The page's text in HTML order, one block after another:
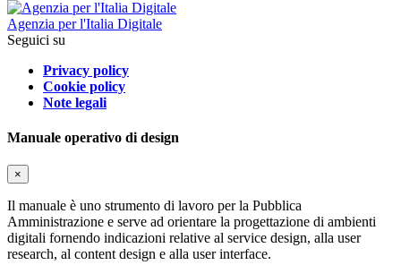
Agenzia per l'Italia Digitale
Seguici su
Privacy policy
Cookie policy
Note legali
Manuale operativo di design
×
Il manuale è uno strumento di lavoro per la Pubblica
Amministrazione e serve ad orientare la progettazione di ambienti
digitali fornendo indicazioni relative al service design, alla user
research, al content design e alla user interface.